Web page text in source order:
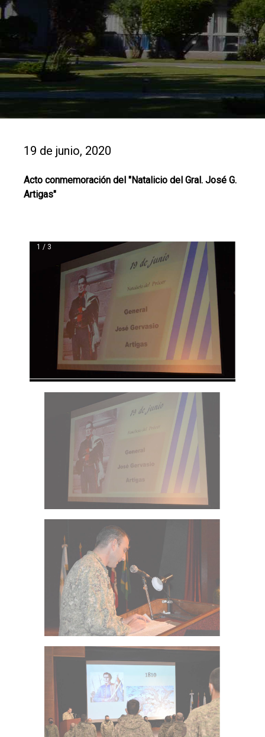
19 de junio, 2020
Acto conmemoración del "Natalicio del Gral. José G.
Artigas"
1 / 3
❯